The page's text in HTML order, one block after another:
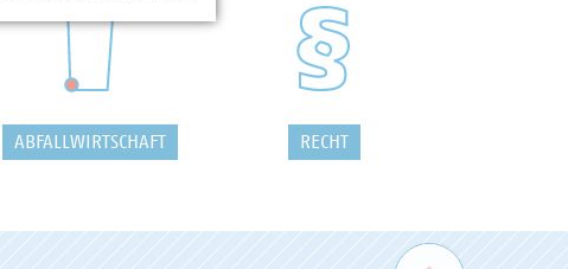
ABFALLWIRTSCHAFT RECHT
Zum